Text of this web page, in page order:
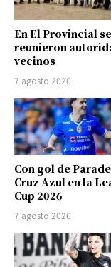
En El Provincial se
reunieron
vecinos
7 agosto 2026
Con gol de
Cruz Azul en la
Cup 2026
7 agosto 2026